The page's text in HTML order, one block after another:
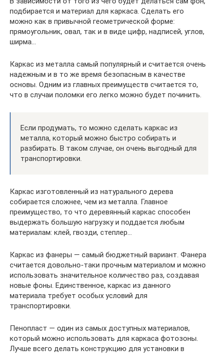
подбирается и материал для каркаса. Сделать его
можно как в привычной геометрической форме:
прямоугольник, овал, так и в виде цифр, надписей, углов,
ширма…
Каркас из металла самый популярный и считается очень
надежным и в то же время безопасным в качестве
основы. Одним из главных преимуществ считается то,
что в случаи поломки его легко можно будет починить.
Если продумать, то можно сделать каркас из
металла, который можно быстро собирать и
разбирать. В таком случае, он очень выгодный для
транспортировки.
Каркас изготовленный из натурального дерева
собирается сложнее, чем из металла. Главное
преимущество, то что деревянный каркас способен
выдержать большую нагрузку и поддается любым
материалам: клей, гвозди, степлер…
Каркас из фанеры — самый бюджетный вариант. Фанера
считается довольно-таки прочным материалом и можно
использовать значительное количество раз, создавая
новые фоны. Единственное, каркас из данного
материала требует особых условий для
транспортировки.
Пенопласт — один из самых доступных материалов,
который можно использовать для каркаса фотозоны.
Лучше всего делать конструкцию для установки в